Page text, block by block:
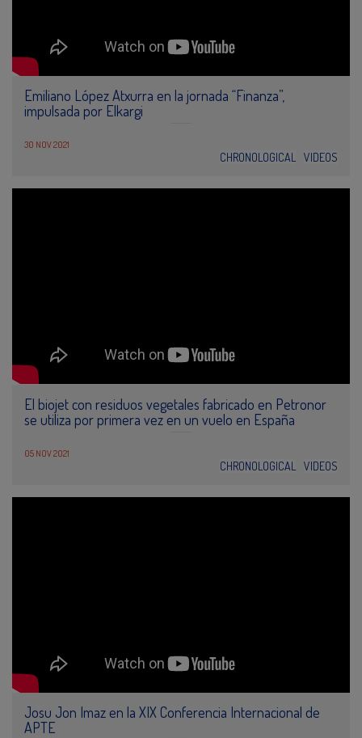
Emiliano López Atxurra en la jornada “Finanza”,
impulsada por Elkargi
30 NOV 2021
CHRONOLOGICAL VIDEOS
El biojet con residuos vegetales fabricado en Petronor
se utiliza por primera vez en un vuelo en España
05 NOV 2021
CHRONOLOGICAL VIDEOS
Josu Jon Imaz en la XIX Conferencia Internacional de
APTE